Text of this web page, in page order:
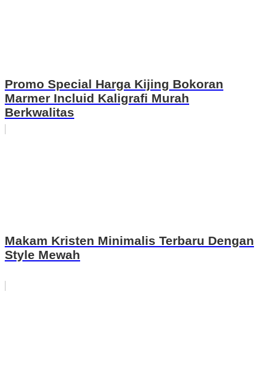
Promo Special Harga Kijing Bokoran
Marmer Incluid Kaligrafi Murah
Berkwalitas
Makam Kristen Minimalis Terbaru Dengan
Style Mewah